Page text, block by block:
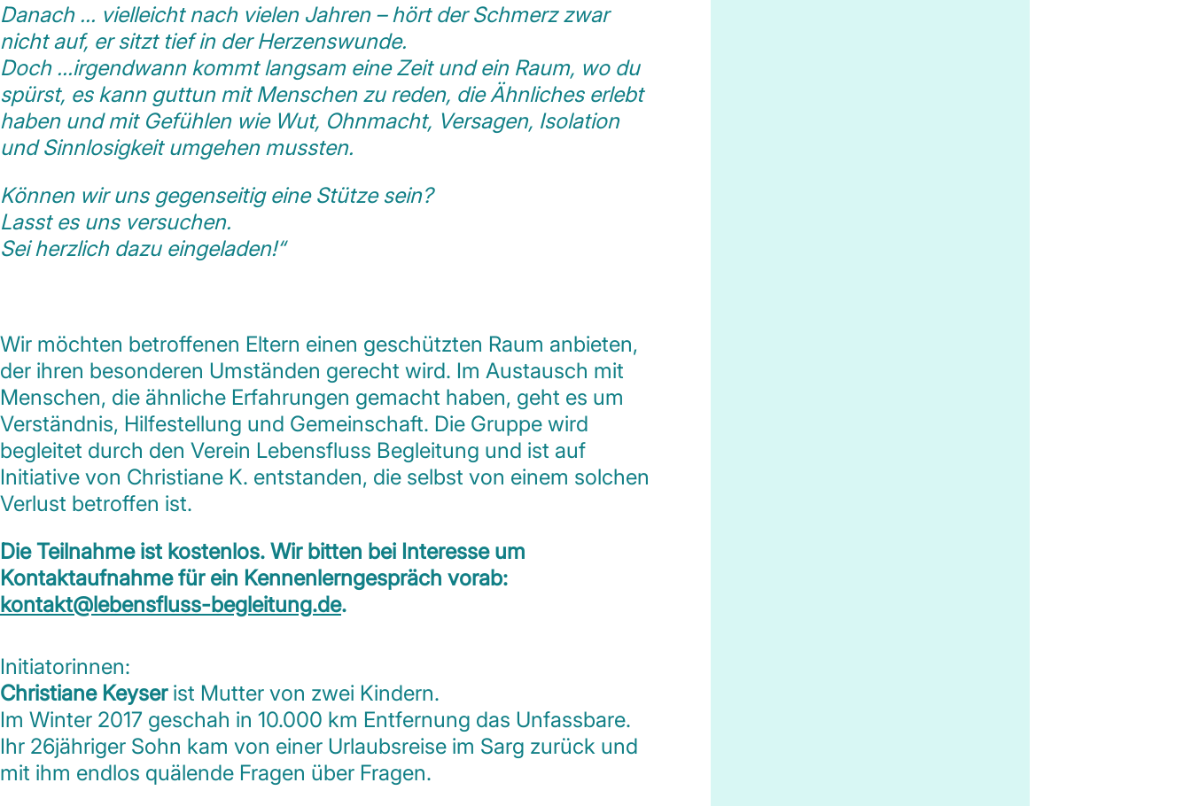
Danach … vielleicht nach vielen Jahren – hört der Schmerz zwar
nicht auf, er sitzt tief in der Herzenswunde.
Doch …irgendwann kommt langsam eine Zeit und ein Raum, wo du
spürst, es kann guttun mit Menschen zu reden, die Ähnliches erlebt
haben und mit Gefühlen wie Wut, Ohnmacht, Versagen, Isolation
und Sinnlosigkeit umgehen mussten.
Können wir uns gegenseitig eine Stütze sein?
Lasst es uns versuchen.
Sei herzlich dazu eingeladen!“
Wir möchten betroffenen Eltern einen geschützten Raum anbieten,
der ihren besonderen Umständen gerecht wird. Im Austausch mit
Menschen, die ähnliche Erfahrungen gemacht haben, geht es um
Verständnis, Hilfestellung und Gemeinschaft. Die Gruppe wird
begleitet durch den Verein Lebensfluss Begleitung und ist auf
Initiative von Christiane K. entstanden, die selbst von einem solchen
Verlust betroffen ist.
Die Teilnahme ist kostenlos. Wir bitten bei Interesse um
Kontaktaufnahme für ein Kennenlerngespräch vorab:
kontakt@lebensfluss-begleitung.de.
Initiatorinnen:
Christiane Keyserist Mutter von zwei Kindern.
Im Winter 2017 geschah in 10.000 km Entfernung das Unfassbare.
Ihr 26jähriger Sohn kam von einer Urlaubsreise im Sarg zurück und
mit ihm endlos quälende Fragen über Fragen.